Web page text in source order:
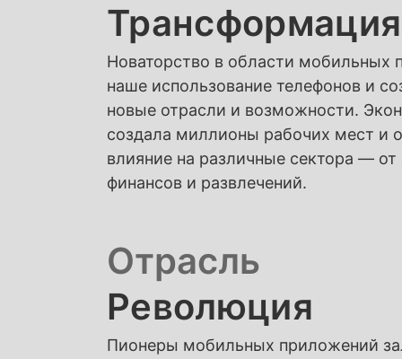
Трансформация
Новаторство в области мобильных
наше использование телефонов и
новые отрасли и возможности.
создала миллионы рабочих мест и
влияние на различные сектора —
финансов и развлечений.
Отрасль
Революция
Пионеры мобильных приложений